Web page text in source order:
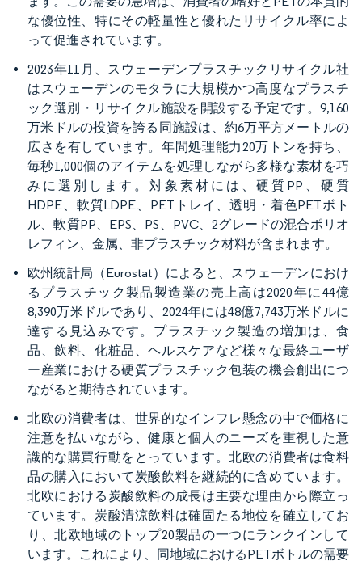
な優位性、特にその軽量性と優れたリサイクル率によ
って促進されています。
2023年11月、スウェーデンプラスチックリサイクル社
はスウェーデンのモタラに大規模かつ高度なプラスチ
ック選別・リサイクル施設を開設する予定です。9,160
万米ドルの投資を誇る同施設は、約6万平方メートルの
広さを有しています。年間処理能力20万トンを持ち、
毎秒1,000個のアイテムを処理しながら多様な素材を巧
みに選別します。対象素材には、硬質PP、硬質
HDPE、軟質LDPE、PETトレイ、透明・着色PETボト
ル、軟質PP、EPS、PS、PVC、2グレードの混合ポリオ
レフィン、金属、非プラスチック材料が含まれます。
欧州統計局（Eurostat）によると、スウェーデンにおけ
るプラスチック製品製造業の売上高は2020年に44億
8,390万米ドルであり、2024年には48億7,743万米ドルに
達する見込みです。プラスチック製造の増加は、食
品、飲料、化粧品、ヘルスケアなど様々な最終ユーザ
ー産業における硬質プラスチック包装の機会創出につ
ながると期待されています。
北欧の消費者は、世界的なインフレ懸念の中で価格に
注意を払いながら、健康と個人のニーズを重視した意
識的な購買行動をとっています。北欧の消費者は食料
品の購入において炭酸飲料を継続的に含めています。
北欧における炭酸飲料の成長は主要な理由から際立っ
ています。炭酸清涼飲料は確固たる地位を確立してお
り、北欧地域のトップ20製品の一つにランクインして
います。これにより、同地域におけるPETボトルの需要